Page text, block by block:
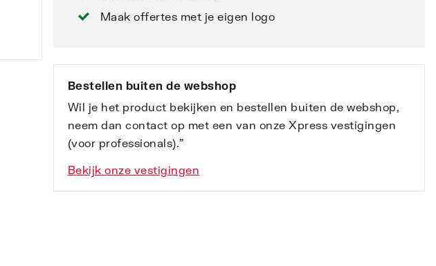
Maak offertes met je eigen logo
Bestellen buiten de webshop
Wil je het product bekijken en bestellen buiten de webshop,
neem dan contact op met een van onze Xpress vestigingen
(voor professionals).”
Bekijk onze vestigingen